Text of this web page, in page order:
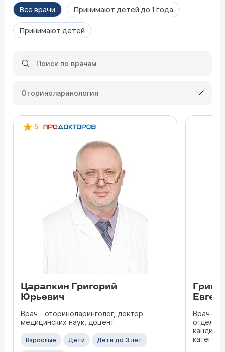
Все врачи Принимают детей до 1 года
Принимают детей
Оториноларинология
5
Царапкин Григорий
Юрьевич
Врач - оториноларинголог, доктор
медицинских наук, доцент
Взрослые Дети Дети до 3 лет
Врач-